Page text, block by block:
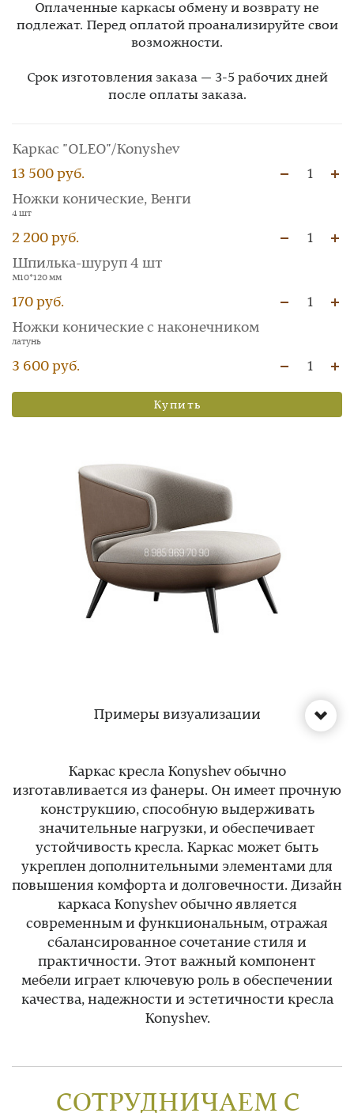
Оплаченные каркасы обмену и возврату не
подлежат. Перед оплатой проанализируйте свои
возможности.
Срок изготовления заказа — 3-5 рабочих дней
после оплаты заказа.
Каркас "OLEO"/Konyshev
13 500 руб.
1
Ножки конические, Венги
4 шт
2 200 руб.
1
Шпилька-шуруп 4 шт
М10*120 мм
170 руб.
1
Ножки конические с наконечником
латунь
3 600 руб. 1
Купить
Примеры визуализации
Каркас кресла Konyshev обычно
изготавливается из фанеры. Он имеет прочную
конструкцию, способную выдерживать
значительные нагрузки, и обеспечивает
устойчивость кресла. Каркас может быть
укреплен дополнительными элементами для
повышения комфорта и долговечности. Дизайн
каркаса Konyshev обычно является
современным и функциональным, отражая
сбалансированное сочетание стиля и
практичности. Этот важный компонент
мебели играет ключевую роль в обеспечении
качества, надежности и эстетичности кресла
Konyshev.
СОТРУДНИЧАЕМ С